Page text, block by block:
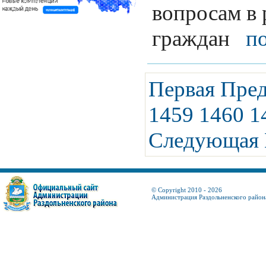
вопросам в
граждан
Первая
1459 1460
Следующая
© Copyright 2010 - 2026
Администрация Раздольненского